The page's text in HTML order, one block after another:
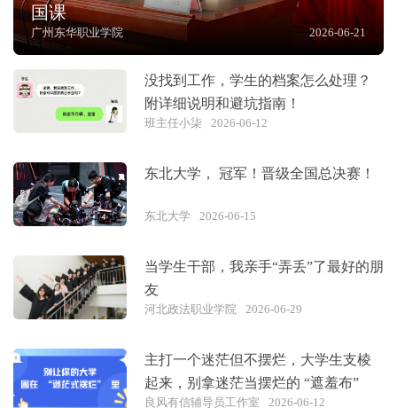
国课
广州东华职业学院 2026-06-21
没找到工作，学生的档案怎么处理？
附详细说明和避坑指南！
班主任小柒 2026-06-12
东北大学， 冠军！晋级全国总决赛！
东北大学 2026-06-15
当学生干部，我亲手“弄丢”了最好的朋
友
河北政法职业学院 2026-06-29
主打一个迷茫但不摆烂，大学生支棱
起来，别拿迷茫当摆烂的 “遮羞布”
良风有信辅导员工作室 2026-06-12